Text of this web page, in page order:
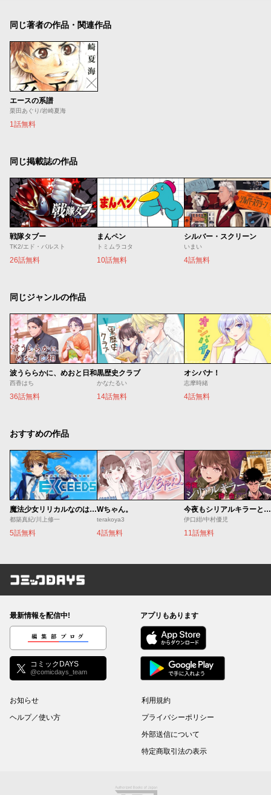
同じ著者の作品・関連作品
エースの系譜
栗田あぐり/岩崎夏海
1話無料
同じ掲載誌の作品
戦隊タブー
TK2/エド・バルスト
26話無料
まんペン
トミムラコタ
10話無料
シルバー・スクリーン
いまい
4話無料
同じジャンルの作品
波うららかに、めおと日和
西香はち
36話無料
黒歴史クラブ
かなたるい
14話無料
オシバナ！
志摩時緒
4話無料
おすすめの作品
魔法少女リリカルなのは EXCEEDS
都築真紀/川上修一
5話無料
Wちゃん。
terakoya3
4話無料
今夜もシリアルキラーと待ち合わせ
伊口紺/中村優児
11話無料
コミックDAYS
最新情報を配信中!
編集部ブログ
コミックDAYS
@comicdays_team
アプリもあります
お知らせ
ヘルプ／使い方
利用規約
プライバシーポリシー
外部送信について
特定商取引法の表示